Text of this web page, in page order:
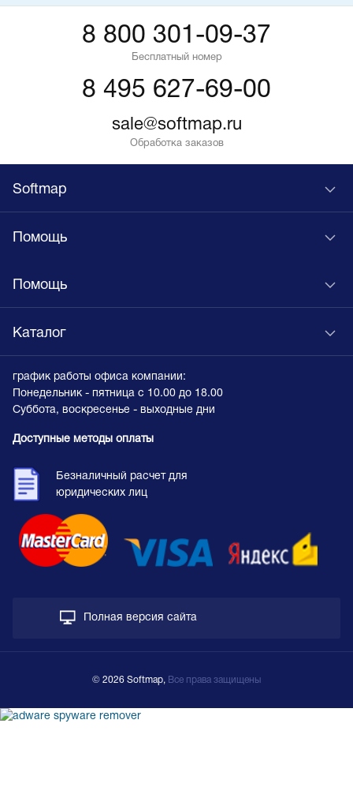
8 800 301-09-37
Бесплатный номер
8 495 627-69-00
sale@softmap.ru
Обработка заказов
Softmap
Помощь
Помощь
Каталог
график работы офиса компании:
Понедельник - пятница с 10.00 до 18.00
Суббота, воскресенье - выходные дни
Доступные методы оплаты
Безналичный расчет для
юридических лиц
Полная версия сайта
© 2026 Softmap, Все права защищены